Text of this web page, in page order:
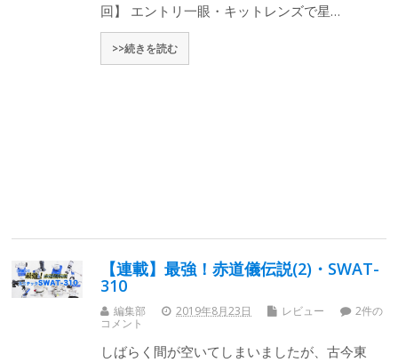
回】 エントリ一眼・キットレンズで星…
>>続きを読む
【連載】最強！赤道儀伝説(2)・SWAT-
310
編集部 2019年8月23日 レビュー
2件の
コメント
しばらく間が空いてしまいましたが、古今東